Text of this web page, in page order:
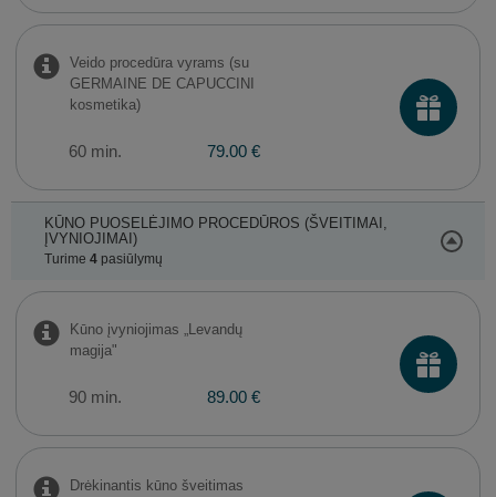
Veido procedūra vyrams (su
GERMAINE DE CAPUCCINI
kosmetika)
60 min. 79.00 €
KŪNO PUOSELĖJIMO PROCEDŪROS (ŠVEITIMAI,
ĮVYNIOJIMAI)
Turime 4pasiūlymų
Kūno įvyniojimas „Levandų
magija"
90 min. 89.00 €
Drėkinantis kūno šveitimas